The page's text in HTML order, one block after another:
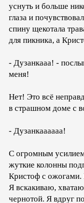
уснуть и больше
глаза и
спину щекотала
для пикника, а
- Дузанкааа! -
меня!
Нет! Это всё
в страшном доме с
- Дузанкаааааа!
С огромным
жуткие колонны
Кристоф с ожогами.
Я вскакиваю,
чернотой. Я вдруг